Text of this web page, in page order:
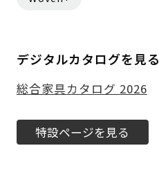
デジタルカタログを見る
総合家具カタログ 2026
特設ページを見る